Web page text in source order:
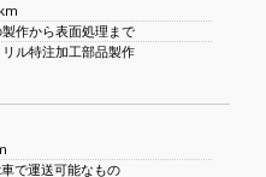
作から表面処理まで
ル特注加工部品製作
で運送可能なもの